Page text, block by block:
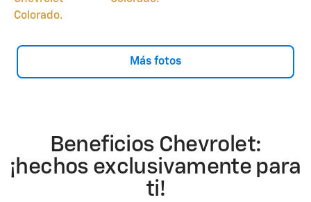
Más fotos
Beneficios Chevrolet:
¡hechos exclusivamente para
ti!